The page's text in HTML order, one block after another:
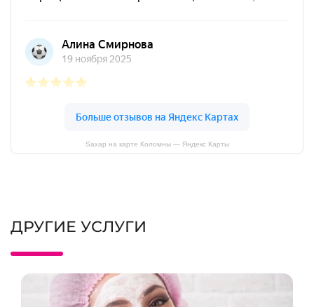
Sахар на карте Коломны — Яндекс Карты
ДРУГИЕ УСЛУГИ